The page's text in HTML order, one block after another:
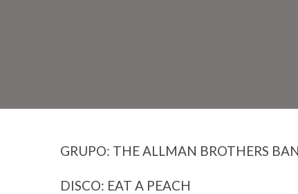
GRUPO: THE ALLMAN BROTHERS
DISCO: EAT A PEACH